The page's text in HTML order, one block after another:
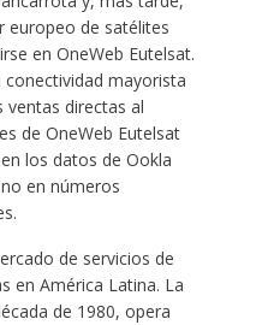
europeo de satélites
en OneWeb Eutelsat.
conectividad mayorista
ventas directas al
de OneWeb Eutelsat
los datos de Ookla
en números
de servicios de
en América Latina. La
de 1980, opera